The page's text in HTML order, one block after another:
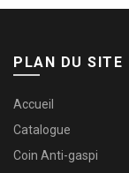
PLAN DU SITE
Accueil
Catalogue
Coin Anti-gaspi